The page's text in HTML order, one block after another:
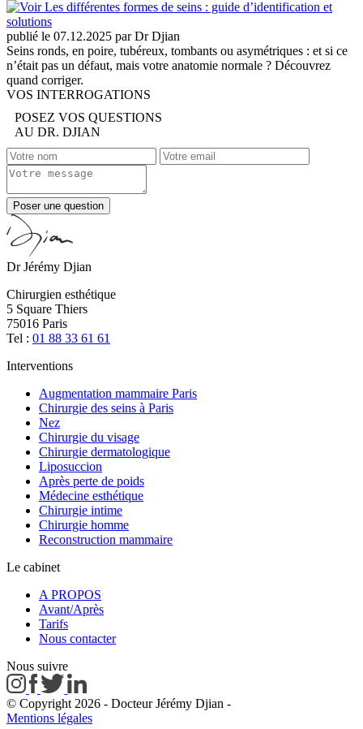
publié le 07.12.2025 par Dr Djian
Seins ronds, en poire, tubéreux, tombants ou asymétriques : et si ce
n’était pas un défaut, mais votre anatomie normale ? Découvrez
quand corriger.
VOS INTERROGATIONS
POSEZ VOS QUESTIONS
AU DR. DJIAN
Poser une question
Dr Jérémy Djian
Chirurgien esthétique
5 Square Thiers
75016 Paris
Tel : 01 88 33 61 61
Interventions
Augmentation mammaire Paris
Chirurgie des seins à Paris
Nez
Chirurgie du visage
Chirurgie dermatologique
Liposuccion
Après perte de poids
Médecine esthétique
Chirurgie intime
Chirurgie homme
Reconstruction mammaire
Le cabinet
A PROPOS
Avant/Après
Tarifs
Nous contacter
Nous suivre
© Copyright 2026 - Docteur Jérémy Djian -
Mentions légales